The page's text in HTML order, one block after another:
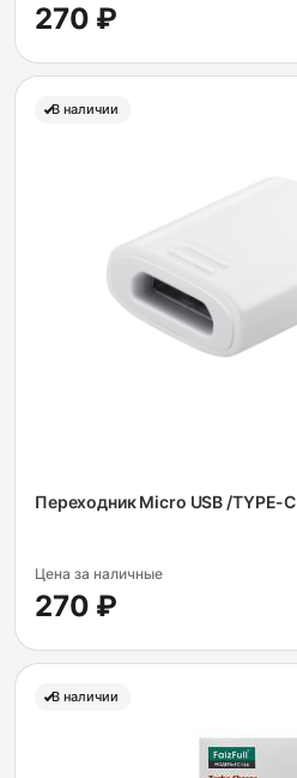
270 ₽
В наличии
Переходник Micro USB /TYPE-C
Цена за наличные
270 ₽
В наличии